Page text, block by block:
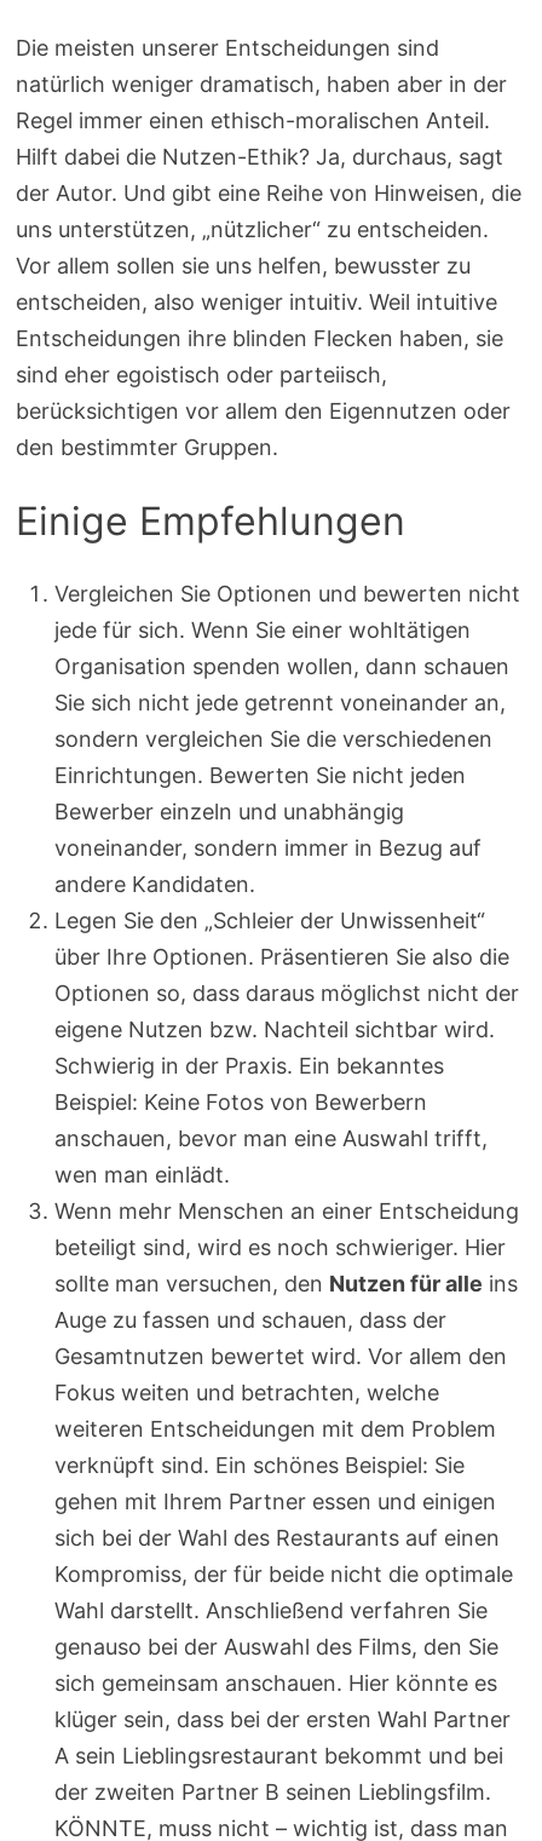
Die meisten unserer Entscheidungen sind
natürlich weniger dramatisch, haben aber in der
Regel immer einen ethisch-moralischen Anteil.
Hilft dabei die Nutzen-Ethik? Ja, durchaus, sagt
der Autor. Und gibt eine Reihe von Hinweisen, die
uns unterstützen, „nützlicher“ zu entscheiden.
Vor allem sollen sie uns helfen, bewusster zu
entscheiden, also weniger intuitiv. Weil intuitive
Entscheidungen ihre blinden Flecken haben, sie
sind eher egoistisch oder parteiisch,
berücksichtigen vor allem den Eigennutzen oder
den bestimmter Gruppen.
Einige Empfehlungen
Vergleichen Sie Optionen und bewerten nicht
jede für sich. Wenn Sie einer wohltätigen
Organisation spenden wollen, dann schauen
Sie sich nicht jede getrennt voneinander an,
sondern vergleichen Sie die verschiedenen
Einrichtungen. Bewerten Sie nicht jeden
Bewerber einzeln und unabhängig
voneinander, sondern immer in Bezug auf
andere Kandidaten.
Legen Sie den „Schleier der Unwissenheit“
über Ihre Optionen. Präsentieren Sie also die
Optionen so, dass daraus möglichst nicht der
eigene Nutzen bzw. Nachteil sichtbar wird.
Schwierig in der Praxis. Ein bekanntes
Beispiel: Keine Fotos von Bewerbern
anschauen, bevor man eine Auswahl trifft,
wen man einlädt.
Wenn mehr Menschen an einer Entscheidung
beteiligt sind, wird es noch schwieriger. Hier
sollte man versuchen, den Nutzen für alle ins
Auge zu fassen und schauen, dass der
Gesamtnutzen bewertet wird. Vor allem den
Fokus weiten und betrachten, welche
weiteren Entscheidungen mit dem Problem
verknüpft sind. Ein schönes Beispiel: Sie
gehen mit Ihrem Partner essen und einigen
sich bei der Wahl des Restaurants auf einen
Kompromiss, der für beide nicht die optimale
Wahl darstellt. Anschließend verfahren Sie
genauso bei der Auswahl des Films, den Sie
sich gemeinsam anschauen. Hier könnte es
klüger sein, dass bei der ersten Wahl Partner
A sein Lieblingsrestaurant bekommt und bei
der zweiten Partner B seinen Lieblingsfilm.
KÖNNTE, muss nicht – wichtig ist, dass man